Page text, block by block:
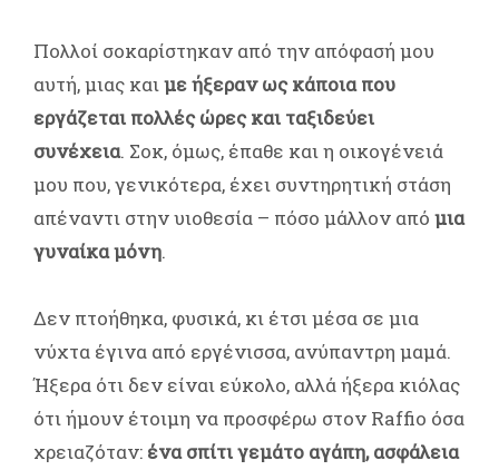
Πολλοί σοκαρίστηκαν από την απόφασή μου
αυτή, μιας καιμε ήξεραν ως κάποια που
εργάζεται πολλές ώρες και ταξιδεύει
συνέχεια. Σοκ, όμως, έπαθε και η οικογένειά
μου που, γενικότερα, έχει συντηρητική στάση
απέναντι στην υιοθεσία – πόσο μάλλον από μια
γυναίκα μόνη.
Δεν πτοήθηκα, φυσικά, κι έτσι μέσα σε μια
νύχτα έγινα από εργένισσα, ανύπαντρη μαμά.
Ήξερα ότι δεν είναι εύκολο, αλλά ήξερα κιόλας
ότι ήμουν έτοιμη να προσφέρω στον Raffio όσα
χρειαζόταν: ένα σπίτι γεμάτο αγάπη, ασφάλεια